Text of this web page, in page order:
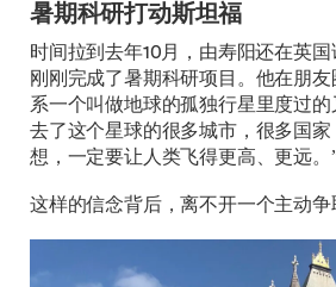
暑期科研打动斯坦福
时间拉到去年10月，由寿阳还在英
刚刚完成了暑期科研项目。他在朋
系一个叫做地球的孤独行星里度过的
去了这个星球的很多城市，很多国
想，一定要让人类飞得更高、更远。
这样的信念背后，离不开一个主动争